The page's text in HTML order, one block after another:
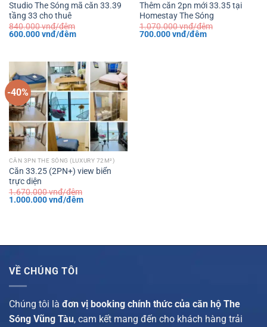
Studio The Sóng mã căn 33.39
tầng 33 cho thuê
840.000vnđ/đêm
Giá
đêm.
600.000vnđ/đêmGiá
600.000 vnđ/
đêm.
Thêm căn 2pn mới 33.35 tại
Homestay The Sóng
1.070.000vnđ/đêm
Giá
700.000vnđ/đêmGiá
-40%
CĂN 3PN THE SÓNG (LUXURY 72M²)
Căn 33.25 (2PN+) view biển
trực diện
1.670.000vnđ/đêm
Giá
1.000.000vnđ/đêmGiá
VỀ CHÚNG TÔI
Chúng tôi là đơn vị booking chính thức của căn hộ The
Sóng Vũng Tàu, cam kết mang đến cho khách hàng trải